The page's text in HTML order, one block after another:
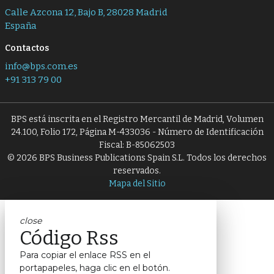
Calle Azcona 12, Bajo B, 28028 Madrid
España
Contactos
info@bps.com.es
+91 313 79 00
BPS está inscrita en el Registro Mercantil de Madrid, Volumen
24.100, Folio 172, Página M-433036 - Número de Identificación
Fiscal: B-85062503
© 2026 BPS Business Publications Spain S.L. Todos los derechos
reservados.
Mapa del Sitio
close
Código Rss
Para copiar el enlace RSS en el
portapapeles, haga clic en el botón.